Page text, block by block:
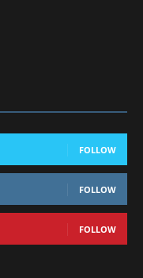
FOLLOW
FOLLOW
FOLLOW